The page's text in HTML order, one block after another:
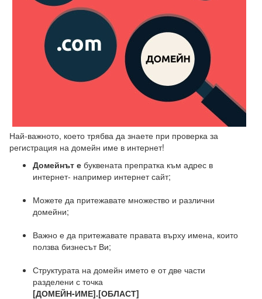
Най-важното, което трябва да знаете при проверка за
регистрация на домейн име в интернет!
Домейнът е буквената препратка към адрес в
интернет- например интернет сайт;
Можете да притежавате множество и различни
домейни;
Важно е да притежавате правата върху имена, които
ползва бизнесът Ви;
Структурата на домейн името е от две части
разделени с точка
[ДОМЕЙН-ИМЕ].[ОБЛАСТ]